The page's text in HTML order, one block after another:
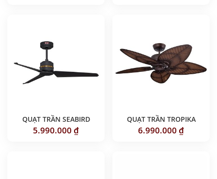
QUẠT TRẦN SEABIRD
5.990.000 ₫
QUẠT TRẦN TROPIKA
6.990.000 ₫